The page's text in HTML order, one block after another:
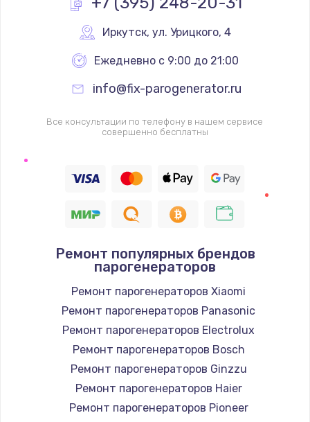
Заказать
Заправка фреоном
2150 руб.
Замена термодатчика
1360 руб.
Заказать
Восстановление после попадания влаги
Заказать
900 руб.
Заказать
Иркутск, ул. Урицкого, 4
Ежедневно с 9:00 до 21:00
info@fix-parogenerator.ru
Все консультации по телефону в нашем сервисе
совершенно бесплатны
Ремонт популярных брендов
парогенераторов
Ремонт парогенераторов Xiaomi
Ремонт парогенераторов Panasonic
Ремонт парогенераторов Electrolux
Ремонт парогенераторов Bosch
Ремонт парогенераторов Ginzzu
Ремонт парогенераторов Haier
Ремонт парогенераторов Pioneer